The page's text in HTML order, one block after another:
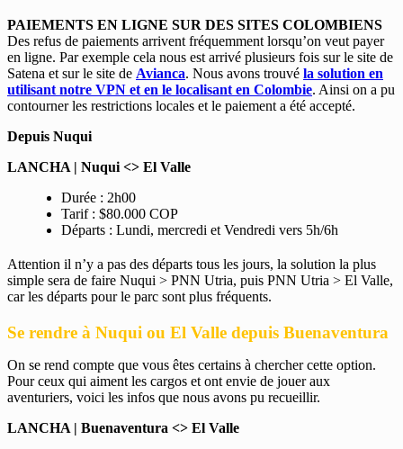
PAIEMENTS EN LIGNE SUR DES SITES COLOMBIENS
Des refus de paiements arrivent fréquemment lorsqu’on veut payer
en ligne. Par exemple cela nous est arrivé plusieurs fois sur le site de
Satena et sur le site de Avianca. Nous avons trouvé la solution en
utilisant notre VPN et en le localisant en Colombie. Ainsi on a pu
contourner les restrictions locales et le paiement a été accepté.
Depuis Nuqui
LANCHA | Nuqui <> El Valle
Durée : 2h00
Tarif : $80.000 COP
Départs : Lundi, mercredi et Vendredi vers 5h/6h
Attention il n’y a pas des départs tous les jours, la solution la plus
simple sera de faire Nuqui > PNN Utria, puis PNN Utria > El Valle,
car les départs pour le parc sont plus fréquents.
Se rendre à Nuqui ou El Valle depuis Buenaventura
On se rend compte que vous êtes certains à chercher cette option.
Pour ceux qui aiment les cargos et ont envie de jouer aux
aventuriers, voici les infos que nous avons pu recueillir.
LANCHA | Buenaventura <> El Valle